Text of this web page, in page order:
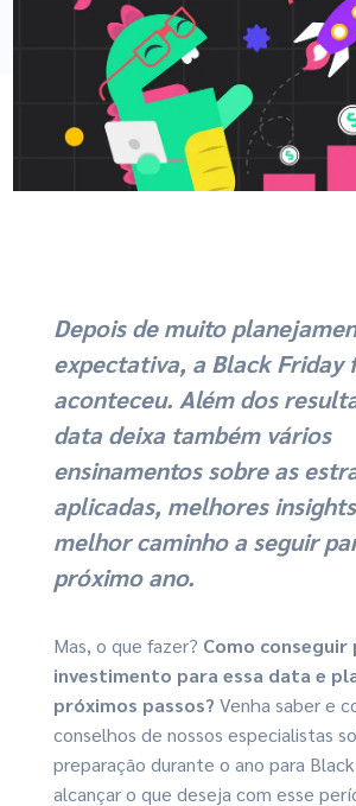
Depois de muito
expectativa, a Black Friday
aconteceu. Além dos
data deixa também vários
ensinamentos sobre as
aplicadas, melhores
melhor caminho a seguir
próximo ano.
Mas, o que fazer? Como conseguir
investimento para essa data e
próximos passos? Venha saber e
conselhos de nossos especialistas
preparação durante o ano para
alcançar o que deseja com esse